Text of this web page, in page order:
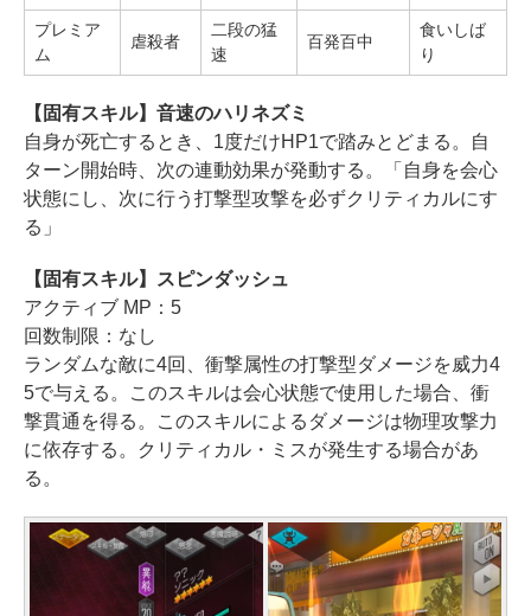
プレミア
ム
虐殺者
二段の猛
速
百発百中
食いしば
り
【固有スキル】音速のハリネズミ
自身が死亡するとき、1度だけHP1で踏みとどまる。自
ターン開始時、次の連動効果が発動する。「自身を会心
状態にし、次に行う打撃型攻撃を必ずクリティカルにす
る」
【固有スキル】スピンダッシュ
アクティブ MP：5
回数制限：なし
ランダムな敵に4回、衝撃属性の打撃型ダメージを威力4
5で与える。このスキルは会心状態で使用した場合、衝
撃貫通を得る。このスキルによるダメージは物理攻撃力
に依存する。クリティカル・ミスが発生する場合があ
る。